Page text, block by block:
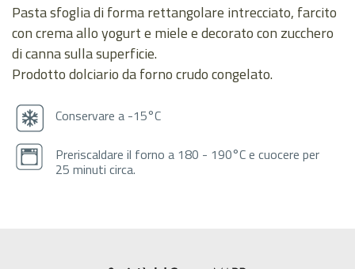
Pasta sfoglia di forma rettangolare intrecciato, farcito
con crema allo yogurt e miele e decorato con zucchero
di canna sulla superficie.
Prodotto dolciario da forno crudo congelato.
Conservare a -15°C
Preriscaldare il forno a 180 - 190°C e cuocere per
25 minuti circa.